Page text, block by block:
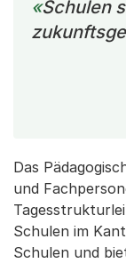
Schulen
Das
und
Schulen im
Schulen und